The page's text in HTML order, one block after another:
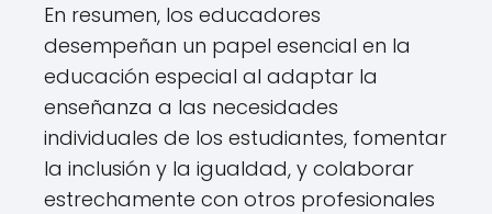
En resumen, los educadores
desempeñan un papel esencial en la
educación especial al adaptar la
enseñanza a las necesidades
individuales de los estudiantes, fomentar
la inclusión y la igualdad, y colaborar
estrechamente con otros profesionales